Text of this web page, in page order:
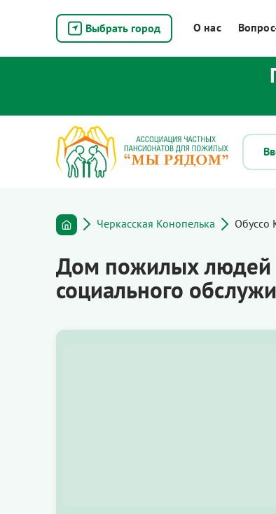
Выбрать город О нас
Черкасская Конопелька Обуссо
Дом пожилых людей
социального